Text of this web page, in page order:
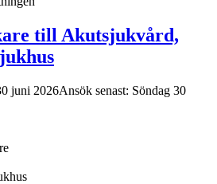
till Akutsjukvård,
juni 2026Ansök senast: Söndag 30